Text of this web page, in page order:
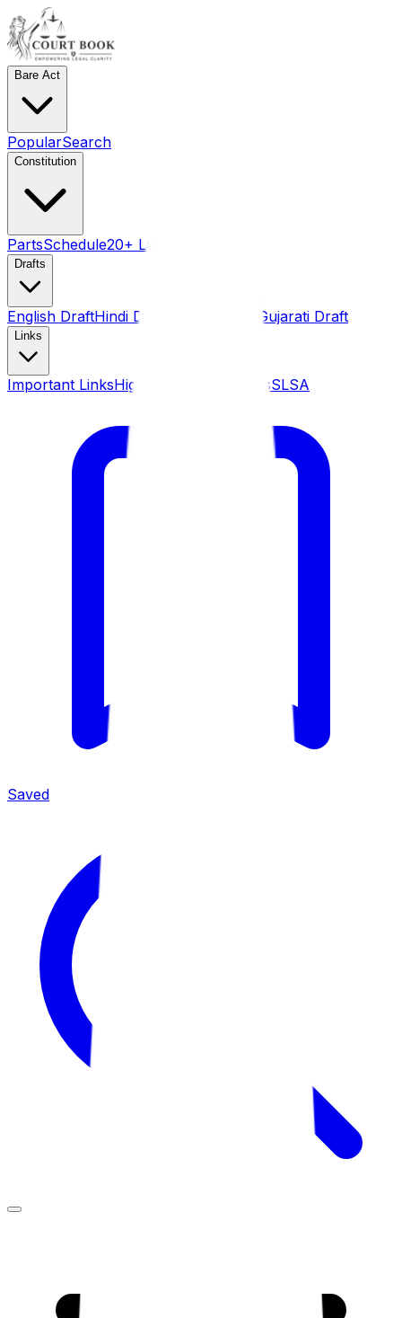
Bare Act
PopularSearch
Constitution
PartsSchedule20+ Language pdf
Drafts
English DraftHindi Draft Gujarati Draft
Links
Important LinksHigh Courts JudgmentsSLSA
Saved